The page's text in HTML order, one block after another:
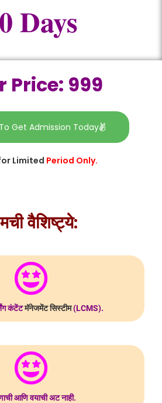
Days
Price: 999
Get Admission Today
Limited Period Only.
वैशिष्ट्ये:
कंटेंटमॅनेजमेंटसिस्टीम(LCMS).
आणि वयाची अट नाही.